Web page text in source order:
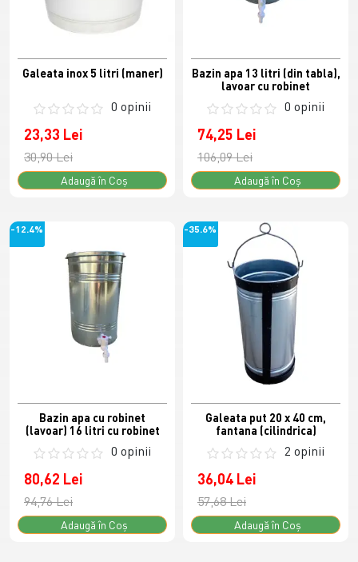
Galeata inox 5 litri (maner)
0 opinii
23,33 Lei
30,90 Lei
Adaugă în Coş
Bazin apa 13 litri (din tabla),
lavoar cu robinet
0 opinii
74,25 Lei
106,09 Lei
Adaugă în Coş
-12.4%
Bazin apa cu robinet
(lavoar) 16 litri cu robinet
0 opinii
80,62 Lei
94,76 Lei
Adaugă în Coş
-35.6%
Galeata put 20 x 40 cm,
fantana (cilindrica)
2 opinii
36,04 Lei
57,68 Lei
Adaugă în Coş